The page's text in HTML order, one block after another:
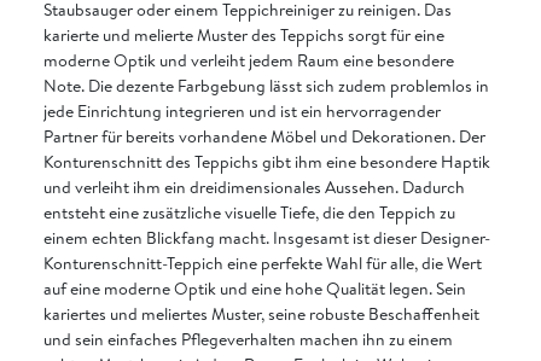
Staubsauger oder einem Teppichreiniger zu reinigen. Das
karierte und melierte Muster des Teppichs sorgt für eine
moderne Optik und verleiht jedem Raum eine besondere
Note. Die dezente Farbgebung lässt sich zudem problemlos in
jede Einrichtung integrieren und ist ein hervorragender
Partner für bereits vorhandene Möbel und Dekorationen. Der
Konturenschnitt des Teppichs gibt ihm eine besondere Haptik
und verleiht ihm ein dreidimensionales Aussehen. Dadurch
entsteht eine zusätzliche visuelle Tiefe, die den Teppich zu
einem echten Blickfang macht. Insgesamt ist dieser Designer-
Konturenschnitt-Teppich eine perfekte Wahl für alle, die Wert
auf eine moderne Optik und eine hohe Qualität legen. Sein
kariertes und meliertes Muster, seine robuste Beschaffenheit
und sein einfaches Pflegeverhalten machen ihn zu einem